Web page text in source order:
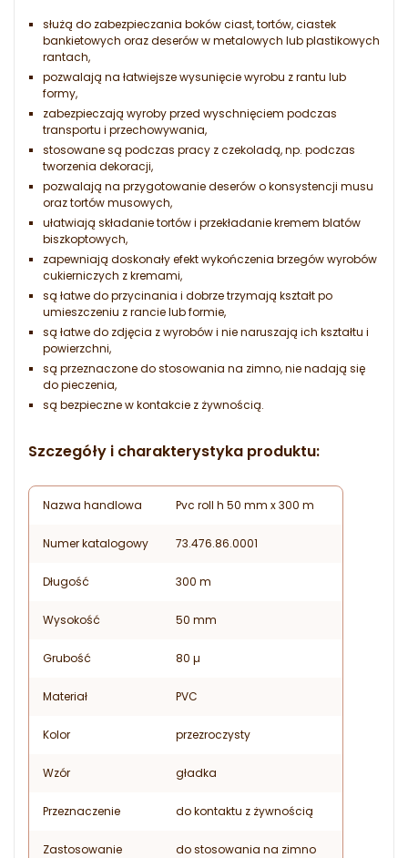
służą do zabezpieczania boków ciast, tortów, ciastek
bankietowych oraz deserów w metalowych lub plastikowych
rantach,
pozwalają na łatwiejsze wysunięcie wyrobu z rantu lub
formy,
zabezpieczają wyroby przed wyschnięciem podczas
transportu i przechowywania,
stosowane są podczas pracy z czekoladą, np. podczas
tworzenia dekoracji,
pozwalają na przygotowanie deserów o konsystencji musu
oraz tortów musowych,
ułatwiają składanie tortów i przekładanie kremem blatów
biszkoptowych,
zapewniają doskonały efekt wykończenia brzegów wyrobów
cukierniczych z kremami,
są łatwe do przycinania i dobrze trzymają kształt po
umieszczeniu z rancie lub formie,
są łatwe do zdjęcia z wyrobów i nie naruszają ich kształtu i
powierzchni,
są przeznaczone do stosowania na zimno, nie nadają się
do pieczenia,
są bezpieczne w kontakcie z żywnością.
Szczegóły i charakterystyka produktu:
Nazwa handlowa Pvc roll h 50 mm x 300 m
Numer katalogowy 73.476.86.0001
Długość 300 m
Wysokość 50 mm
Grubość 80 µ
Materiał PVC
Kolor przezroczysty
Wzór gładka
Przeznaczenie do kontaktu z żywnością
Zastosowanie do stosowania na zimno